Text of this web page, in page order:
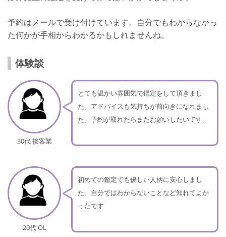
予約はメールで受け付けています。自分でもわからなかっ
た何かが手相からわかるかもしれませんね。
体験談
30代 接客業
とても温かい雰囲気で鑑定をして頂きまし
た。アドバイスも気持ちが前向きになれまし
た。予約が取れたらまたお願いしたいです。
20代 OL
初めての鑑定でも優しい人柄に安心しまし
た。自分ではわからないことなど知れてよか
ったです